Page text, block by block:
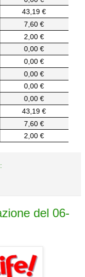
43,19 €
7,60 €
2,00 €
0,00 €
0,00 €
0,00 €
0,00 €
0,00 €
43,19 €
7,60 €
2,00 €
del 06-